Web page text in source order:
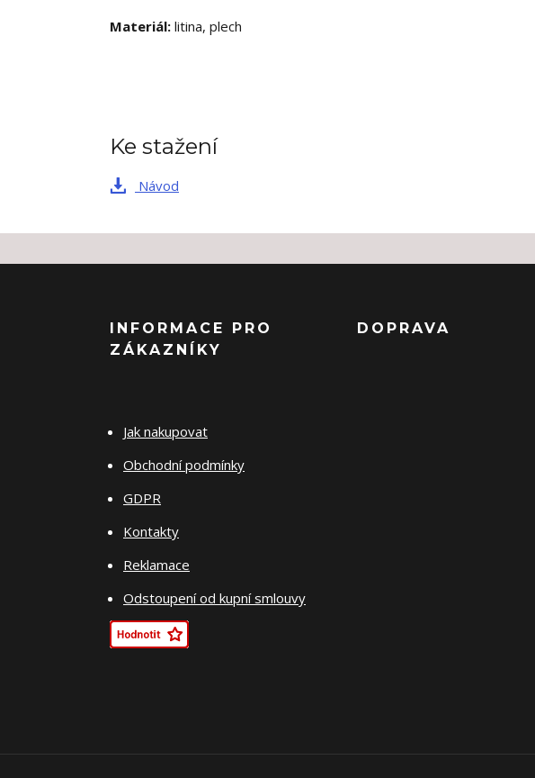
Materiál: litina, plech
Ke stažení
Návod
INFORMACE PRO
ZÁKAZNÍKY
Jak nakupovat
Obchodní podmínky
GDPR
Kontakty
Reklamace
Odstoupení od kupní smlouvy
DOPRAVA